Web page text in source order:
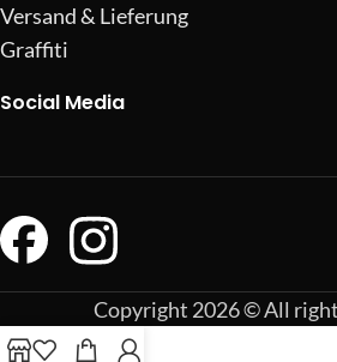
Versand & Lieferung
Graffiti
Social Media
Copyright 2026 © All